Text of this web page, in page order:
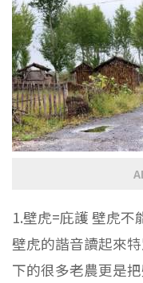
1.壁虎=庇護 壁虎
壁虎的諧音讀起來
下的很多老農更是